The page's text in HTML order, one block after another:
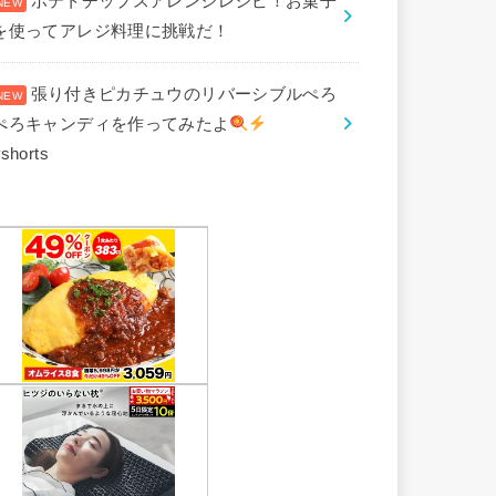
使ってアレジ料理に挑戦だ！
張り付きピカチュウのリバーシブルぺろ
ろキャンディを作ってみたよ